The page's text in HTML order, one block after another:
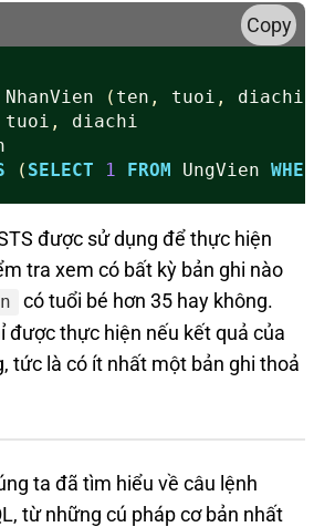
Copy
NhanVien ( ten , tuoi , diachi
tuoi ,
diachi
( SELECT 1 FROM UngVien
được sử dụng để thực hiện
tra xem có bất kỳ bản ghi nào
có tuổi bé hơn 35 hay không.
được thực hiện nếu kết quả của
tức là có ít nhất một bản ghi thoả
ta đã tìm hiểu về câu lệnh
từ những cú pháp cơ bản nhất